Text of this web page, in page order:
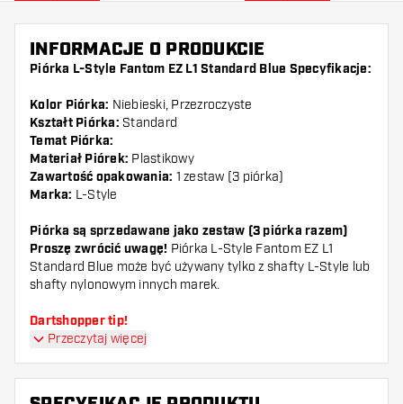
INFORMACJE O PRODUKCIE
Piórka L-Style Fantom EZ L1 Standard Blue Specyfikacje:
Kolor Piórka: Niebieski, Przezroczyste
Kształt Piórka: Standard
Temat Piórka:
Materiał Piórek: Plastikowy
Zawartość opakowania: 1 zestaw (3 piórka)
Marka: L-Style
Piórka są sprzedawane jako zestaw (3 piórka razem)
Proszę zwrócić uwagę! Piórka L-Style Fantom EZ L1
Standard Blue może być używany tylko z shafty L-Style lub
shafty nylonowym innych marek.
Dartshopper tip!
shaftów. Mogą one zostać uszkodzone lub
Przeczytaj więcej